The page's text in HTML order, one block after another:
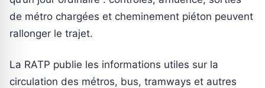
de métro chargées et cheminement piéton peuvent
rallonger le trajet.
La RATP publie les informations utiles sur la
circulation des métros, bus, tramways et autres